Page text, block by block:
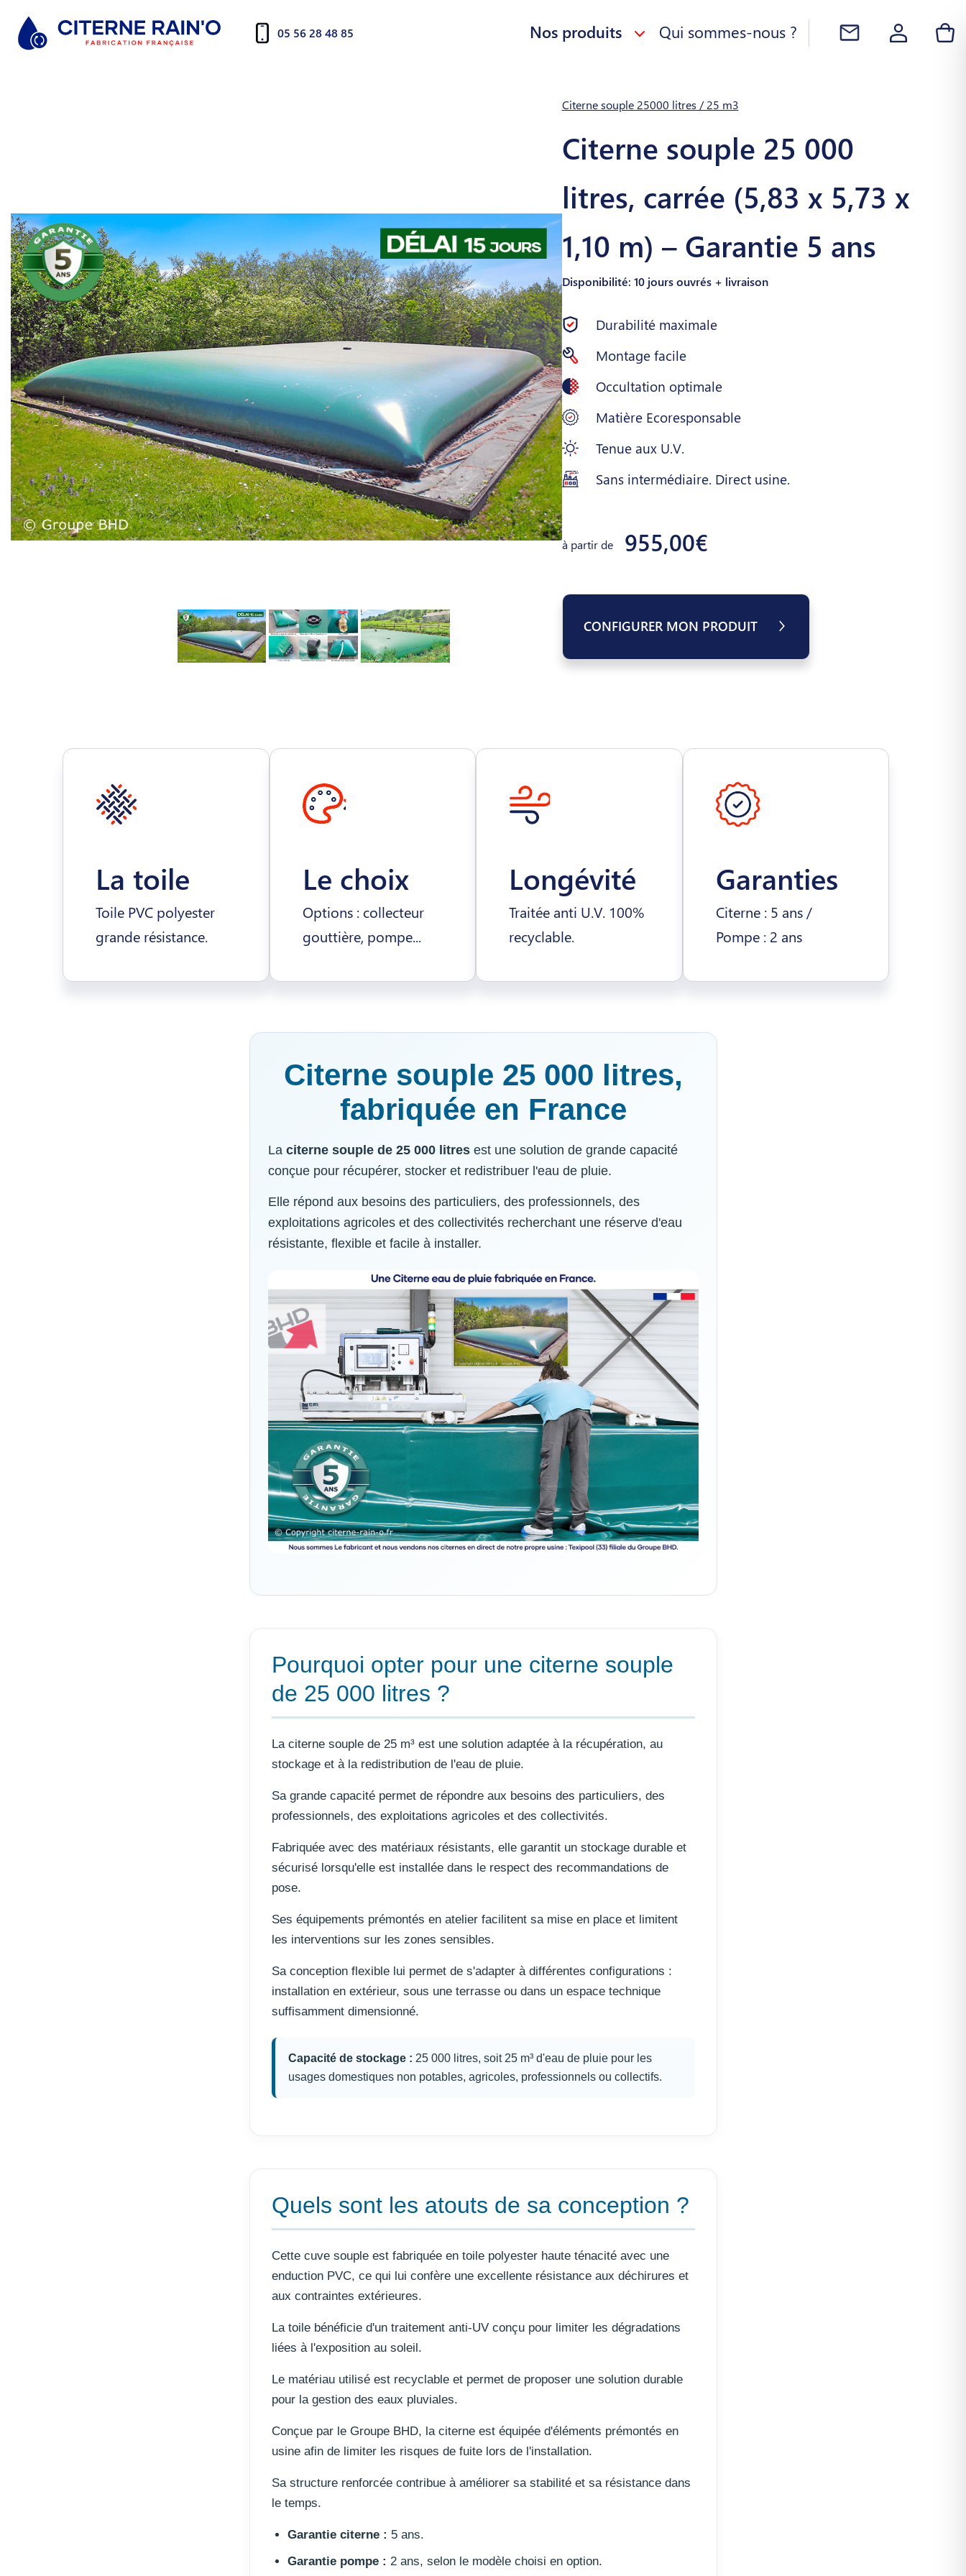
05 56 28 48 85 Nos produits Qui sommes-nous ?
Citerne souple 25000 litres / 25 m3
Citerne souple 25 000
litres, carrée (5,83 x 5,73 x
1,10 m) – Garantie 5 ans
Disponibilité: 10 jours ouvrés + livraison
Durabilité maximale
Montage facile
Occultation optimale
Matière Ecoresponsable
Tenue aux U.V.
Sans intermédiaire. Direct usine.
à partir de 955,00€
CONFIGURER MON PRODUIT
La toile
Toile PVC polyester
grande résistance.
Le choix
Options : collecteur
gouttière, pompe...
Longévité
Traitée anti U.V. 100%
recyclable.
Garanties
Citerne : 5 ans /
Pompe : 2 ans
Citerne souple 25 000 litres,
fabriquée en France
La citerne souple de 25 000 litresest une solution de grande capacité
conçue pour récupérer, stocker et redistribuer l'eau de pluie.
Elle répond aux besoins des particuliers, des professionnels, des
exploitations agricoles et des collectivités recherchant une réserve d'eau
résistante, flexible et facile à installer.
Pourquoi opter pour une citerne souple
de 25 000 litres ?
La citerne souple de 25 m³ est une solution adaptée à la récupération, au
stockage et à la redistribution de l'eau de pluie.
Sa grande capacité permet de répondre aux besoins des particuliers, des
professionnels, des exploitations agricoles et des collectivités.
Fabriquée avec des matériaux résistants, elle garantit un stockage durable et
sécurisé lorsqu'elle est installée dans le respect des recommandations de
pose.
Ses équipements prémontés en atelier facilitent sa mise en place et limitent
les interventions sur les zones sensibles.
Sa conception flexible lui permet de s'adapter à différentes configurations :
installation en extérieur, sous une terrasse ou dans un espace technique
suffisamment dimensionné.
Capacité de stockage : 25 000 litres, soit 25 m³ d'eau de pluie pour les
usages domestiques non potables, agricoles, professionnels ou collectifs.
Quels sont les atouts de sa conception ?
Cette cuve souple est fabriquée en toile polyester haute ténacité avec une
enduction PVC, ce qui lui confère une excellente résistance aux déchirures et
aux contraintes extérieures.
La toile bénéficie d'un traitement anti-UV conçu pour limiter les dégradations
liées à l'exposition au soleil.
Le matériau utilisé est recyclable et permet de proposer une solution durable
pour la gestion des eaux pluviales.
Conçue par le Groupe BHD, la citerne est équipée d'éléments prémontés en
usine afin de limiter les risques de fuite lors de l'installation.
Sa structure renforcée contribue à améliorer sa stabilité et sa résistance dans
le temps.
Garantie citerne : 5 ans.
Garantie pompe : 2 ans, selon le modèle choisi en option.